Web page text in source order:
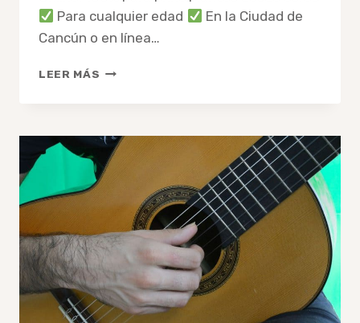
Para cualquier edad
En la Ciudad de
Cancún o en línea…
LEER MÁS CLASES
CANCÚN